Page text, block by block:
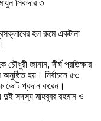
সিকদার ৩
হল রুমে একটানা
চৌধুরী জানান, দীর্ঘ প্রতিক্ষার
হয়। নির্বাচনে ৫৩
ভোট প্রদান করেন।
দুই সদস্য মাহবুবর রহমান ও